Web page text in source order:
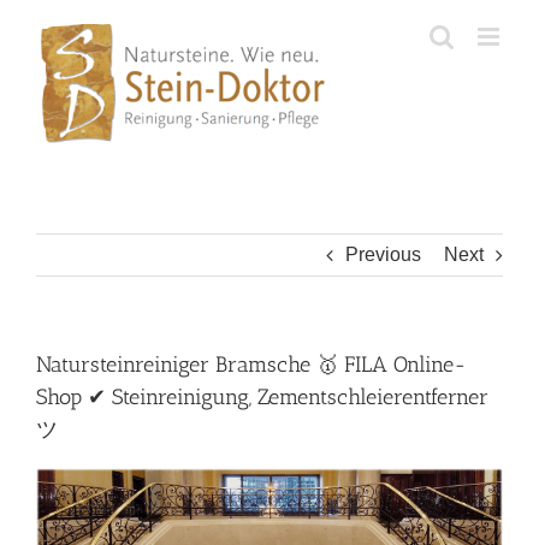
content
Previous Next
Natursteinreiniger Bramsche 🥇 FILA Online-
Shop ✔ Steinreinigung, Zementschleierentferner
ツ